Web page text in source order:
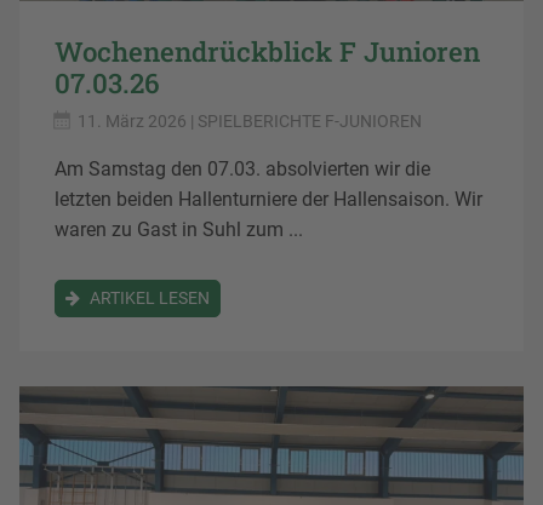
Wochenendrückblick F Junioren
07.03.26
11. März 2026 | SPIELBERICHTE F-JUNIOREN
Am Samstag den 07.03. absolvierten wir die
letzten beiden Hallenturniere der Hallensaison. Wir
waren zu Gast in Suhl zum ...
ARTIKEL LESEN